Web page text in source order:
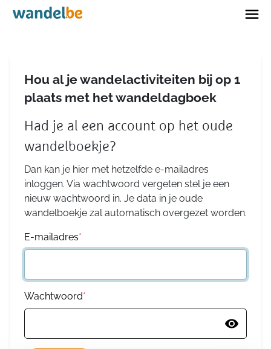
Home
Hou al je wandelactiviteiten bij op 1
plaats met het wandeldagboek
Had je al een account op het oude
wandelboekje?
Dan kan je hier met hetzelfde e-mailadres
inloggen. Via wachtwoord vergeten stel je een
nieuw wachtwoord in. Je data in je oude
wandelboekje zal automatisch overgezet worden.
E-mailadres*
Wachtwoord*